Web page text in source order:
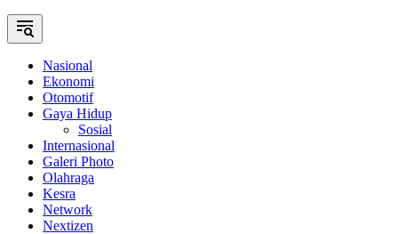
Nasional
Ekonomi
Otomotif
Gaya Hidup
Sosial
Internasional
Galeri Photo
Olahraga
Kesra
Network
Nextizen